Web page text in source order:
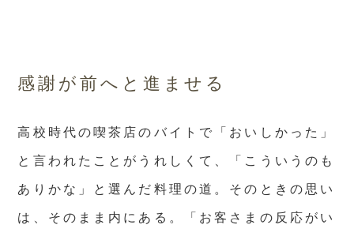
感謝が前へと進ませる
高校時代の喫茶店のバイトで「おいしかった」
と言われたことがうれしくて、「こういうのも
ありかな」と選んだ料理の道。そのときの思い
は、そのまま内にある。「お客さまの反応がい